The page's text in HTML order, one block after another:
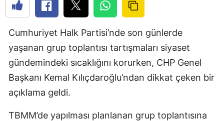
Cumhuriyet Halk Partisi’nde son günlerde
yaşanan grup toplantısı tartışmaları siyaset
gündemindeki sıcaklığını korurken, CHP Genel
Başkanı Kemal Kılıçdaroğlu’ndan dikkat çeken bir
açıklama geldi.
TBMM’de yapılması planlanan grup toplantısına